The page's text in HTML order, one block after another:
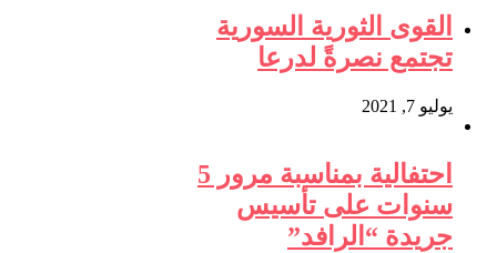
القوى الثورية السورية
تجتمع نصرةً لدرعا
يوليو 7, 2021
احتفالية بمناسبة مرور 5
سنوات على تأسيس
جريدة “الرافد”